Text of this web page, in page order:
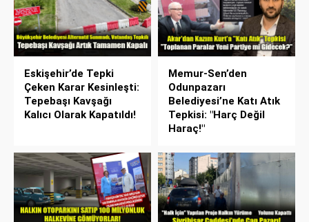
Eskişehir’de Tepki
Çeken Karar Kesinleşti:
Tepebaşı Kavşağı
Kalıcı Olarak Kapatıldı!
Memur-Sen’den
Odunpazarı
Belediyesi’ne Katı Atık
Tepkisi: "Harç Değil
Haraç!"